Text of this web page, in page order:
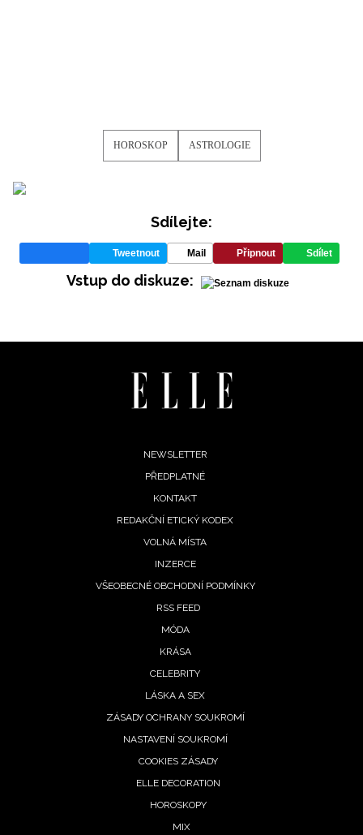
HOROSKOP ASTROLOGIE
Sdílejte:
Tweetnout Mail Připnout Sdílet
Vstup do diskuze:
NEWSLETTER
PŘEDPLATNÉ
KONTAKT
REDAKČNÍ ETICKÝ KODEX
VOLNÁ MÍSTA
INZERCE
VŠEOBECNÉ OBCHODNÍ PODMÍNKY
RSS FEED
MÓDA
KRÁSA
CELEBRITY
LÁSKA A SEX
ZÁSADY OCHRANY SOUKROMÍ
NASTAVENÍ SOUKROMÍ
COOKIES ZÁSADY
ELLE DECORATION
HOROSKOPY
MIX